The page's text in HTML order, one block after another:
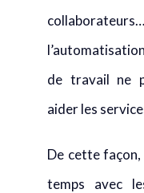
de travail ne
aider les
De cette
temps avec